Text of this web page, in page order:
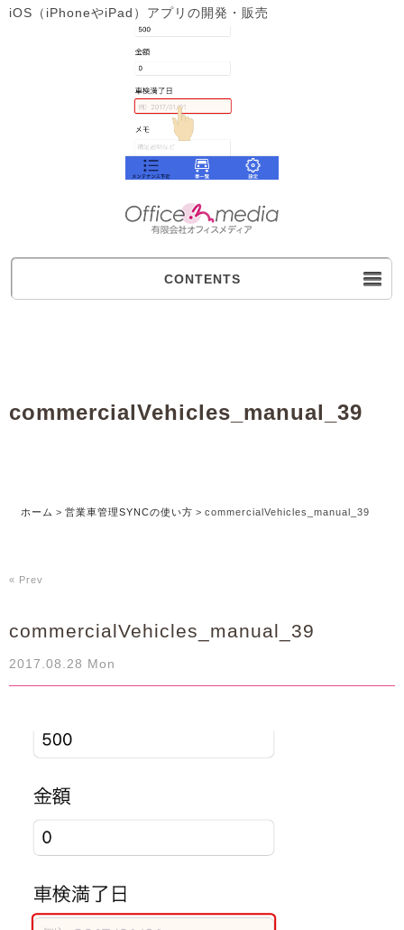
iOS（iPhoneやiPad）アプリの開発・販売
CONTENTS
commercialVehicles_manual_39
ホーム > 営業車管理SYNCの使い方 > commercialVehicles_manual_39
« Prev
commercialVehicles_manual_39
2017.08.28 Mon